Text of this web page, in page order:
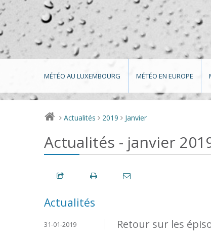
MÉTÉO AU LUXEMBOURG MÉTÉO EN EUROPE
> Actualités > 2019 > Janvier
Actualités - janvier
Actualités
Retour sur les
31-01-2019